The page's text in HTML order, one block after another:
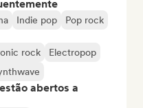
Indie pop Pop rock
rock
Electropop
abertos a